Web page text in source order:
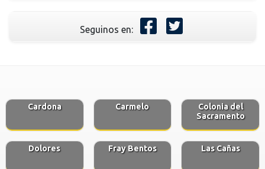
Seguinos en:
Cardona Carmelo
Colonia del
Sacramento
Dolores Fray Bentos Las Cañas